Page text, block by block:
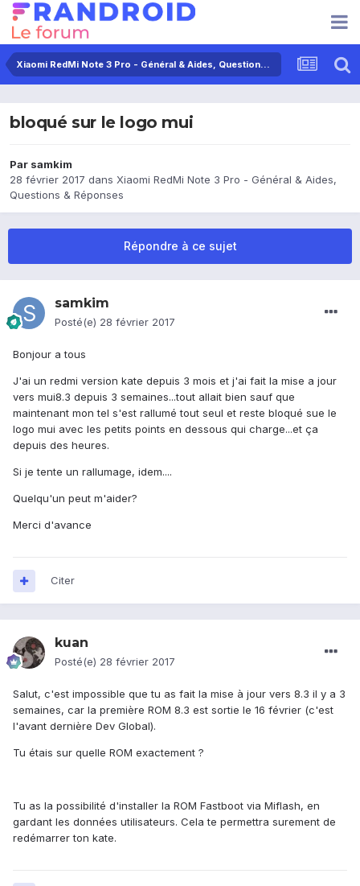
Xiaomi RedMi Note 3 Pro - Général & Aides, Questions & Réponses
bloqué sur le logo mui
Par samkim
28 février 2017 dans Xiaomi RedMi Note 3 Pro - Général & Aides,
Questions & Réponses
Répondre à ce sujet
samkim
Posté(e) 28 février 2017
Bonjour a tous
J'ai un redmi version kate depuis 3 mois et j'ai fait la mise a jour
vers mui8.3 depuis 3 semaines...tout allait bien sauf que
maintenant mon tel s'est rallumé tout seul et reste bloqué sue le
logo mui avec les petits points en dessous qui charge...et ça
depuis des heures.
Si je tente un rallumage, idem....
Quelqu'un peut m'aider?
Merci d'avance
Citer
kuan
Posté(e) 28 février 2017
Salut, c'est impossible que tu as fait la mise à jour vers 8.3 il y a 3
semaines, car la première ROM 8.3 est sortie le 16 février (c'est
l'avant dernière Dev Global).
Tu étais sur quelle ROM exactement ?
Tu as la possibilité d'installer la ROM Fastboot via Miflash, en
gardant les données utilisateurs. Cela te permettra surement de
redémarrer ton kate.